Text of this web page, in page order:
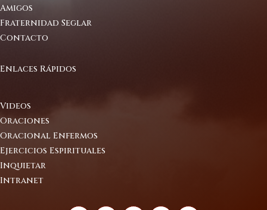
Amigos
Fraternidad Seglar
Contacto
Enlaces Rápidos
Videos
Oraciones
Oracional Enfermos
Ejercicios Espirituales
Inquietar
Intranet